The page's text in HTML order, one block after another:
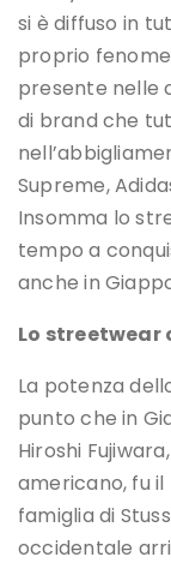
si è diffuso in
proprio
presente nelle
di brand che
Supreme,
Insomma lo
tempo a
anche in
Lo streetwear
La potenza
punto che in
Hiroshi
americano, fu
famiglia di
occidentale